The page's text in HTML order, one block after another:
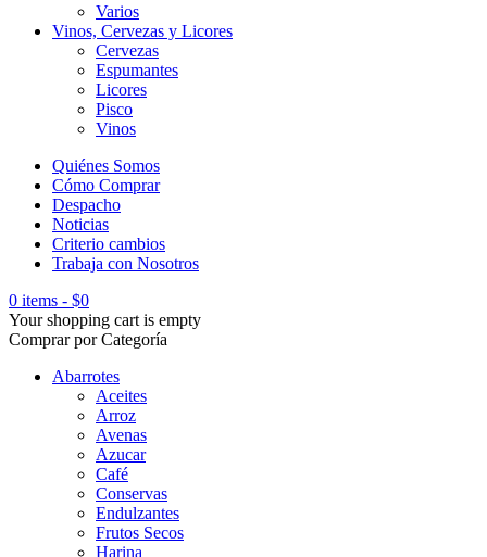
Varios
Vinos, Cervezas y Licores
Cervezas
Espumantes
Licores
Pisco
Vinos
Quiénes Somos
Cómo Comprar
Despacho
Noticias
Criterio cambios
Trabaja con Nosotros
0 items - $0
Your shopping cart is empty
Comprar por Categoría
Abarrotes
Aceites
Arroz
Avenas
Azucar
Café
Conservas
Endulzantes
Frutos Secos
Harina